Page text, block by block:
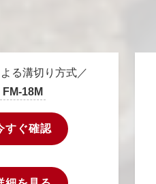
る溝切り方式／
FM-18M
すぐ確認